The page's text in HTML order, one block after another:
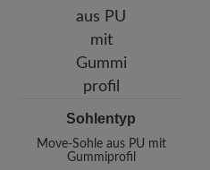
Sohlentyp
Move-Sohle aus PU mit
Gummiprofil